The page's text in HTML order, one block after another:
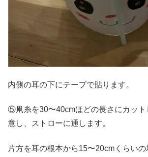
内側の耳の下にテープで貼ります。
⑤凧糸を30〜40cmほどの長さにカット
意し、ストローに通します。
片方を耳の根本から15〜20cmくらい